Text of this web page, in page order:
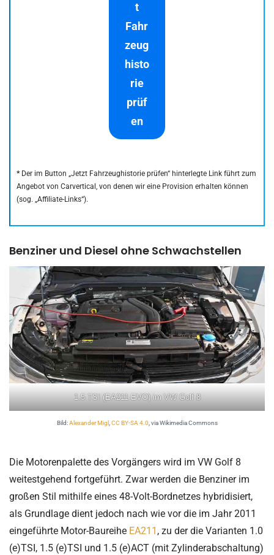
t
Fahr
zeug
histo
rie
prüf
en
*Der im Button „Jetzt Fahrzeughistorie prüfen“ hinterlegte Link führt zum
Angebot von Carvertical, von denen wir eine Provision erhalten können
(sog. „Affiliate-Links“).
Benziner und Diesel ohne Schwachstellen
1.5 TSI (EA211 EVO) im VW Golf 8
Bild:Alexander Migl CC BY-SA 4.0 , via Wikimedia Commons
Die Motorenpalette des Vorgängers wird im VW Golf 8
weitestgehend fortgeführt. Zwar werden die Benziner im
großen Stil mithilfe eines 48-Volt-Bordnetzes hybridisiert,
als Grundlage dient jedoch nach wie vor die im Jahr 2011
eingeführte Motor-Baureihe EA211 , zu der die Varianten 1.0
(e)TSI, 1.5 (e)TSI und 1.5 (e)ACT (mit Zylinderabschaltung)